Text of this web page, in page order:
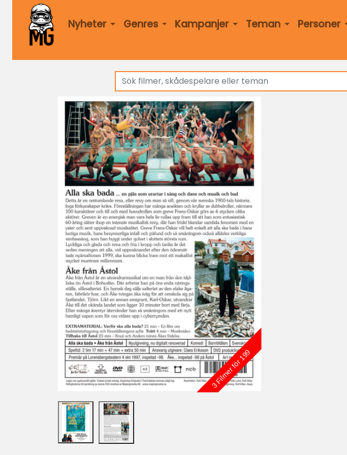
Nyheter Genres Kampanjer Teman Personer
3 Filmer för 199